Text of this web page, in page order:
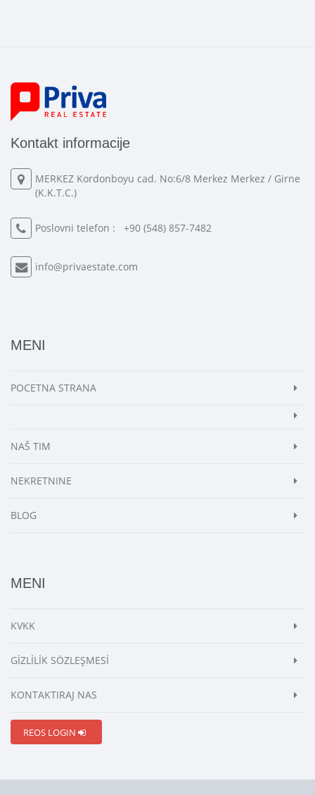
Kontakt informacije
MERKEZ Kordonboyu cad. No:6/8 Merkez Merkez / Girne
(K.K.T.C.)
Poslovni telefon : +90 (548) 857-7482
info@privaestate.com
MENI
POCETNA STRANA
NAŠ TIM
NEKRETNINE
BLOG
MENI
KVKK
GİZLİLİK SÖZLEŞMESİ
KONTAKTIRAJ NAS
REOS LOGIN